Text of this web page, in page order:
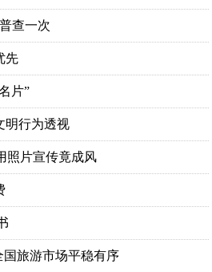
查一次
先
片”
明行为透视
照片宣传竟成风
国旅游市场平稳有序